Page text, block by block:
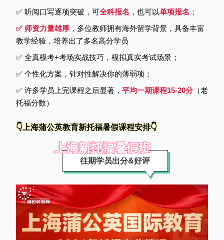
✅ 听阅口写逐项突破，可全科报名 ，也可以单项报名 ；
✅ 师资力量雄厚 ，多位教师拥有海外留学背景，具备丰富
教学经验，培养出了多名高分学员
✅ 全真模考+考场实战技巧，模拟真实考试场景；
✅ 个性化方案，针对性解决你的薄弱项；
✅ 许多学员上完课程之后显著， 平均一期课程15-20分（老
托福分数）
👇上海蒲公英教育新托福暑假课程安排👇
上海新托福暑假班
往期学员出分&好评